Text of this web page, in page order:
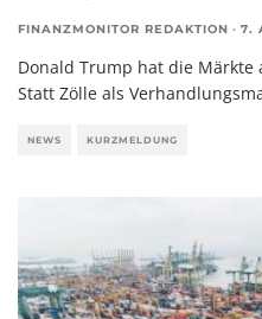
FINANZMONITOR REDAKTION · 7.
Donald Trump hat die Märkte
Statt Zölle als
NEWS KURZMELDUNG